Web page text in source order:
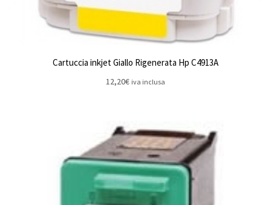
Cartuccia inkjet Giallo Rigenerata Hp C4913A
12,20€ iva inclusa